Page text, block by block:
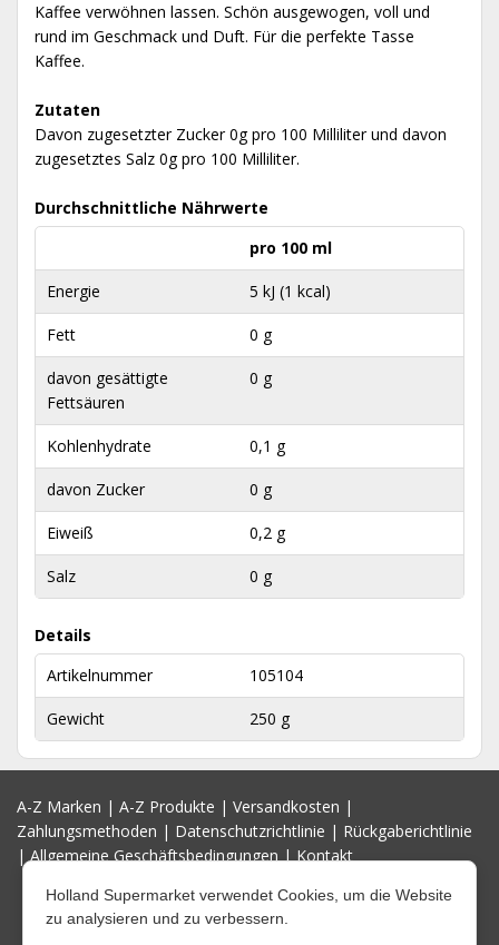
Kaffee verwöhnen lassen. Schön ausgewogen, voll und
rund im Geschmack und Duft. Für die perfekte Tasse
Kaffee.
Zutaten
Davon zugesetzter Zucker 0g pro 100 Milliliter und davon
zugesetztes Salz 0g pro 100 Milliliter.
Durchschnittliche Nährwerte
pro 100 ml
Energie 5 kJ (1 kcal)
Fett 0 g
davon gesättigte
Fettsäuren
0 g
Kohlenhydrate 0,1 g
davon Zucker 0 g
Eiweiß 0,2 g
Salz 0 g
Details
Artikelnummer
105104
Gewicht 250 g
A-Z Marken | A-Z Produkte | Versandkosten |
Zahlungsmethoden | Datenschutzrichtlinie | Rückgaberichtlinie
|Allgemeine Geschäftsbedingungen|Kontakt
Holland Supermarket verwendet Cookies, um die Website
zu analysieren und zu verbessern.